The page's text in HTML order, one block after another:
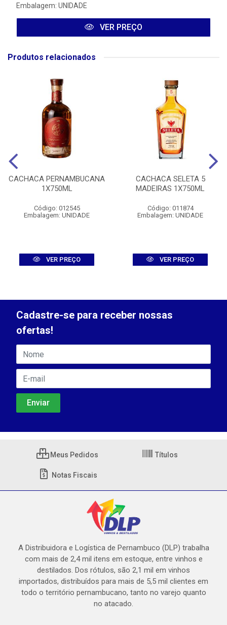
Embalagem: UNIDADE
VER PREÇO
Produtos relacionados
CACHACA PERNAMBUCANA
1X750ML
Código: 012545
Embalagem: UNIDADE
VER PREÇO
CACHACA SELETA 5
MADEIRAS 1X750ML
Código: 011874
Embalagem: UNIDADE
VER PREÇO
Cadastre-se para receber nossas
ofertas!
Meus Pedidos Títulos
Notas Fiscais
A Distribuidora e Logística de Pernambuco (DLP) trabalha
com mais de 2,4 mil itens em estoque, entre vinhos e
destilados. Dos rótulos, são 2,1 mil em vinhos
importados, distribuídos para mais de 5,5 mil clientes em
todo o território pernambucano, tanto no varejo quanto
no atacado.